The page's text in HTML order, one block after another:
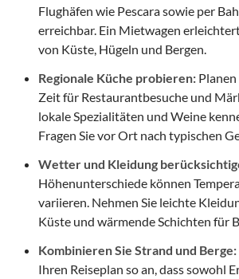
Flughäfen wie Pescara sowie per
erreichbar. Ein Mietwagen
von Küste, Hügeln und Bergen.
Regionale Küche probieren: Planen
Zeit für Restaurantbesuche und
lokale Spezialitäten und Weine
Fragen Sie vor Ort nach typischen
Wetter und Kleidung
Höhenunterschiede können
variieren. Nehmen Sie leichte
Küste und wärmende Schichten für
Kombinieren Sie Strand und Berge:
Ihren Reiseplan so an, dass sowohl